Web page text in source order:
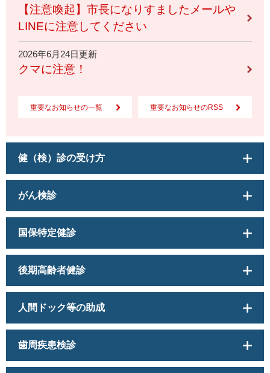
【注意喚起】市長になりすましたメールや
LINEに注意してください
2026年6月24日更新
クマに注意！
重要なお知らせの一覧 重要なお知らせのRSS
健（検）診の受け方
がん検診
国保特定健診
後期高齢者健診
人間ドック等の助成
歯周疾患検診